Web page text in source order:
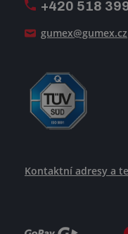
+420 518
gumex@gumex.cz
Kontaktní adresy a